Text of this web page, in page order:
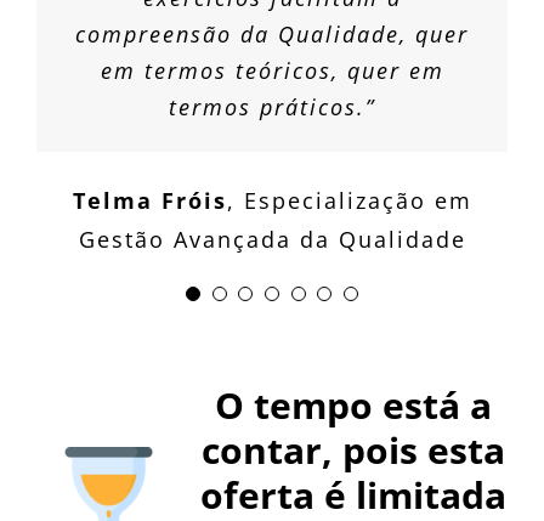
compreensão da Qualidade, quer
em termos teóricos, quer em
termos práticos.”
Telma Fróis, Especialização em
Gestão Avançada da Qualidade
Cláudia Henriques
Especialização
em Gestão Comercial e Marketing
Joana Ribeiro
Especialização em
Gestão de Recursos Humanos
Sónia Correia Especialização em
Turismo e Gestão Hoteleira
O tempo está a
contar, pois esta
oferta é limitada